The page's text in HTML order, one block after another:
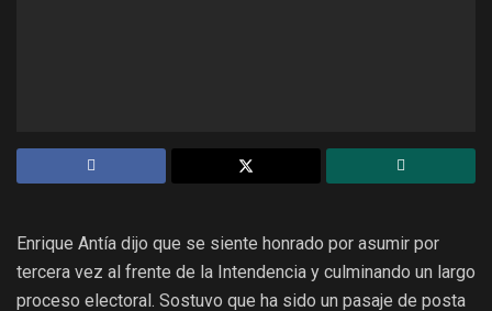
Enrique Antía dijo que se siente honrado por asumir por
tercera vez al frente de la Intendencia y culminando un largo
proceso electoral. Sostuvo que ha sido un pasaje de posta